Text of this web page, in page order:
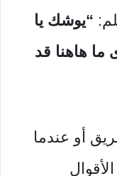
“يوشك يا
هاهنا قد
أو عندما